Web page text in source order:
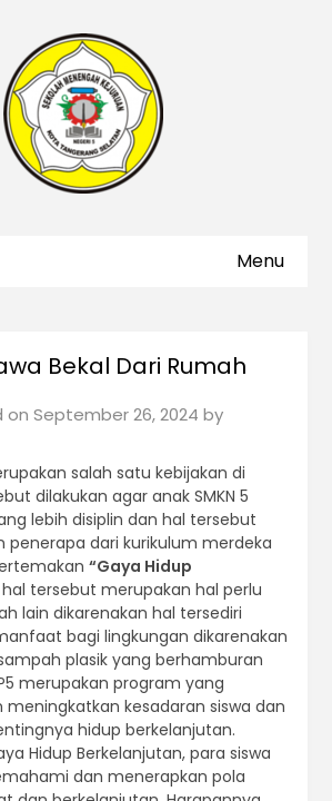
Menu
Bekal Dari Rumah
on September 26, 2024 by
salah satu kebijakan di
dilakukan agar anak SMKN 5
lebih disiplin dan hal tersebut
penerapa dari kurikulum merdeka
“Gaya Hidup
hal tersebut merupakan hal perlu
lain dikarenakan hal tersediri
bagi lingkungan dikarenakan
plasik yang berhamburan
merupakan program yang
kesadaran siswa dan
hidup berkelanjutan.
Hidup Berkelanjutan, para siswa
dan menerapkan pola